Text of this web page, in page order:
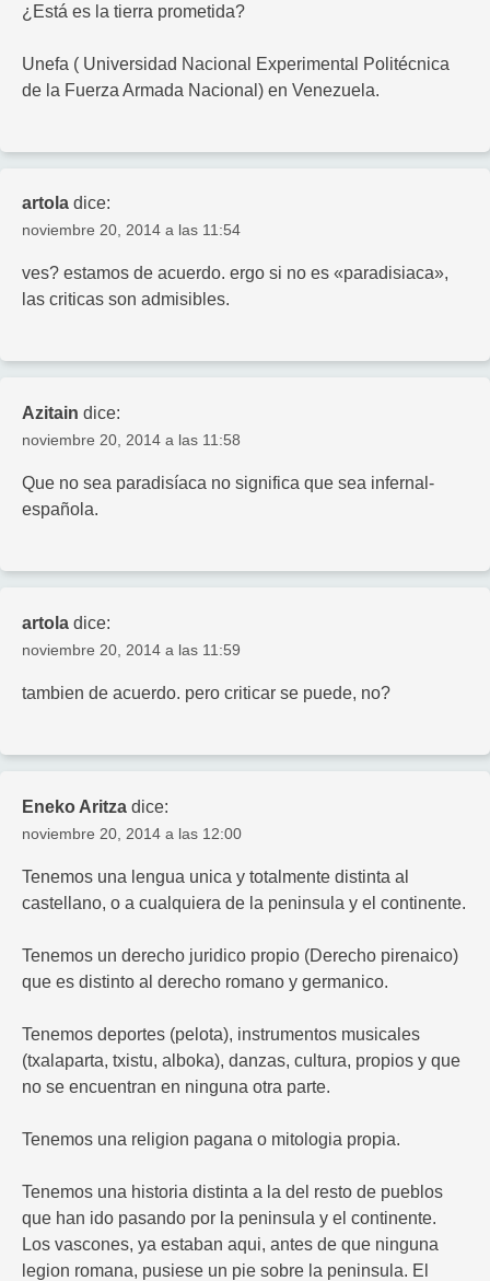
¿Está es la tierra prometida?
Unefa ( Universidad Nacional Experimental Politécnica
de la Fuerza Armada Nacional) en Venezuela.
artola dice:
noviembre 20, 2014 a las 11:54
ves? estamos de acuerdo. ergo si no es «paradisiaca»,
las criticas son admisibles.
Azitain dice:
noviembre 20, 2014 a las 11:58
Que no sea paradisíaca no significa que sea infernal-
española.
artola dice:
noviembre 20, 2014 a las 11:59
tambien de acuerdo. pero criticar se puede, no?
Eneko Aritza dice:
noviembre 20, 2014 a las 12:00
Tenemos una lengua unica y totalmente distinta al
castellano, o a cualquiera de la peninsula y el continente.
Tenemos un derecho juridico propio (Derecho pirenaico)
que es distinto al derecho romano y germanico.
Tenemos deportes (pelota), instrumentos musicales
(txalaparta, txistu, alboka), danzas, cultura, propios y que
no se encuentran en ninguna otra parte.
Tenemos una religion pagana o mitologia propia.
Tenemos una historia distinta a la del resto de pueblos
que han ido pasando por la peninsula y el continente.
Los vascones, ya estaban aqui, antes de que ninguna
legion romana, pusiese un pie sobre la peninsula. El